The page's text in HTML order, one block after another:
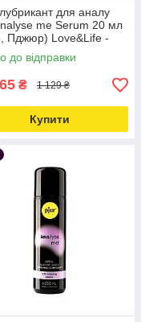
для аналу
me Serum 20 мл
Пджюр) Love&Life -
multimarket-
до відправки
₴ 1 129 ₴
Купити